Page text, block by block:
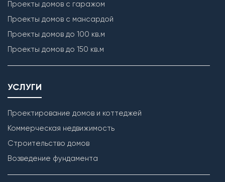
Проекты домов с гаражом
Проекты домов с мансардой
Проекты домов до 100 кв.м
Проекты домов до 150 кв.м
УСЛУГИ
Проектирование домов и коттеджей
Коммерческая недвижимость
Строительство домов
Возведение фундамента